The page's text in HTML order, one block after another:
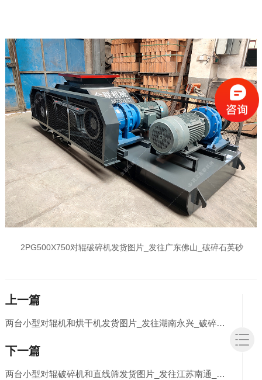
2PG500X750对辊破碎机发货图片_发往广东佛山_破碎石英砂
上一篇
两台小型对辊机和烘干机发货图片_发往湖南永兴_破碎烘干铜渣
下一篇
两台小型对辊破碎机和直线筛发货图片_发往江苏南通_处理硅石